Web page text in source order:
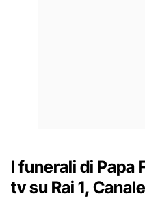
I funerali di Papa
tv su Rai 1,